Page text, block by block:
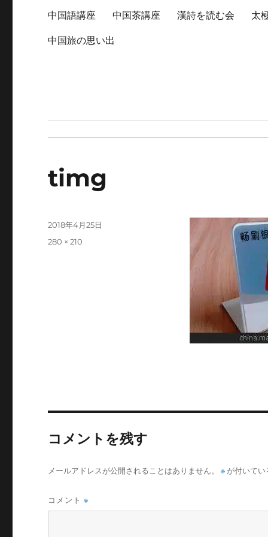
中国語講座 中国茶講座 漢詩を読む会 太
中国旅の思い出
timg
投
2018年4月25日
フ
280 × 210
コメントを残す
メールアドレスが公開されることはありません。 ※ が付いて
コメント※